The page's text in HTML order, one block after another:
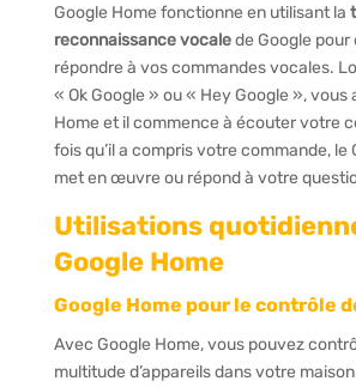
Google Home fonctionne en utilisant la
reconnaissance vocalede Google pour
répondre à vos commandes vocales.
« Ok Google » ou « Hey Google », vous
Home et il commence à écouter votre
fois qu’il a compris votre commande, le
met en œuvre ou répond à votre
Utilisations
Google Home
Google Home pour le contrôle
Avec Google Home, vous pouvez
multitude d’appareils dans votre